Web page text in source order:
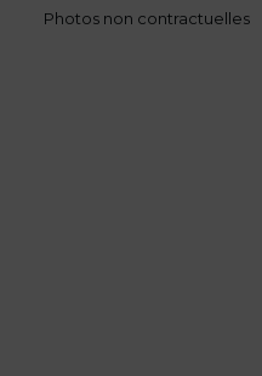
Photos non contractuelles